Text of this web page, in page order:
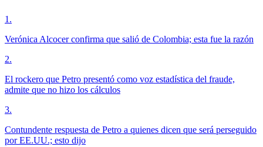
1 .
Verónica Alcocer confirma que salió de Colombia; esta fue la razón
2.
El rockero que Petro presentó como voz estadística del fraude,
admite que no hizo los cálculos
3.
Contundente respuesta de Petro a quienes dicen que será perseguido
por EE.UU.; esto dijo